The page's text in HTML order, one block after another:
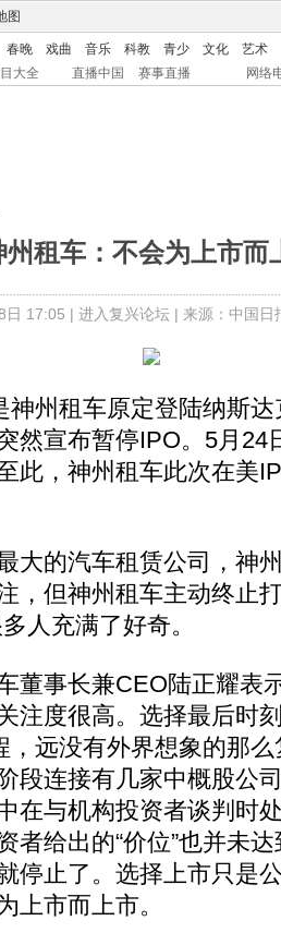
图
春晚 戏曲 音乐 科教 青少 文化
艺术
大全 直播中国 赛事直播 网络
州租车：不会为上市而
日 17:05 | 进入复兴论坛 | 来源：中国
州租车原定登陆纳斯达
然宣布暂停IPO。5月24
此，神州租车此次在美
的汽车租赁公司，神
，但神州租车主动终止
人充满了好奇。
事长兼CEO陆正耀表
注度很高。选择最后时
，远没有外界想象的那
段连接有几家中概股公
在与机构投资者谈判时
者给出的“价位”也并未
停止了。选择上市只是
上市而上市。